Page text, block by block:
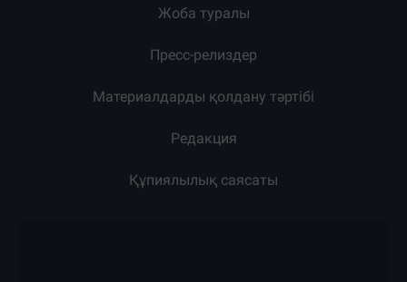
Жоба туралы
Пресс-релиздер
Материалдарды қолдану тәртібі
Редакция
Құпиялылық саясаты